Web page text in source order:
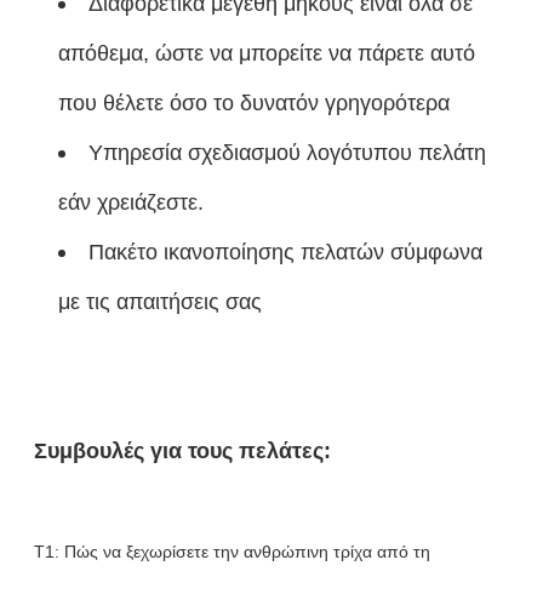
απόθεμα, ώστε να μπορείτε να πάρετε αυτό
που θέλετε όσο το δυνατόν γρηγορότερα
Υπηρεσία σχεδιασμού λογότυπου πελάτη
εάν χρειάζεστε.
Πακέτο ικανοποίησης πελατών σύμφωνα
με τις απαιτήσεις σας
Συμβουλές για τους πελάτες:
T1: Πώς να ξεχωρίσετε την ανθρώπινη τρίχα από τη